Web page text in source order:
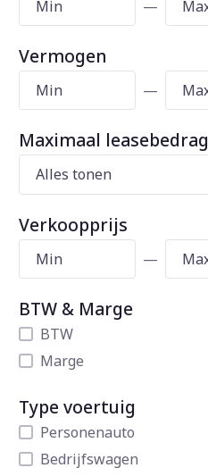
—
Vermogen
—
Maximaal leasebedrag
Verkoopprijs
—
BTW & Marge
BTW
Marge
Type voertuig
Personenauto
Bedrijfswagen